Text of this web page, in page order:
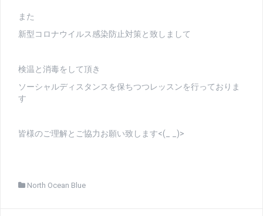
また
新型コロナウイルス感染防止対策と致しまして
検温と消毒をして頂き
ソーシャルディスタンスを保ちつつレッスンを行っておりま
す
皆様のご理解とご協力お願い致します<(_ _)>
North Ocean Blue